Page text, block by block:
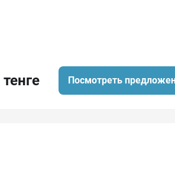
Посмотреть